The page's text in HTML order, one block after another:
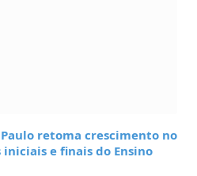
retoma crescimento no
e finais do Ensino